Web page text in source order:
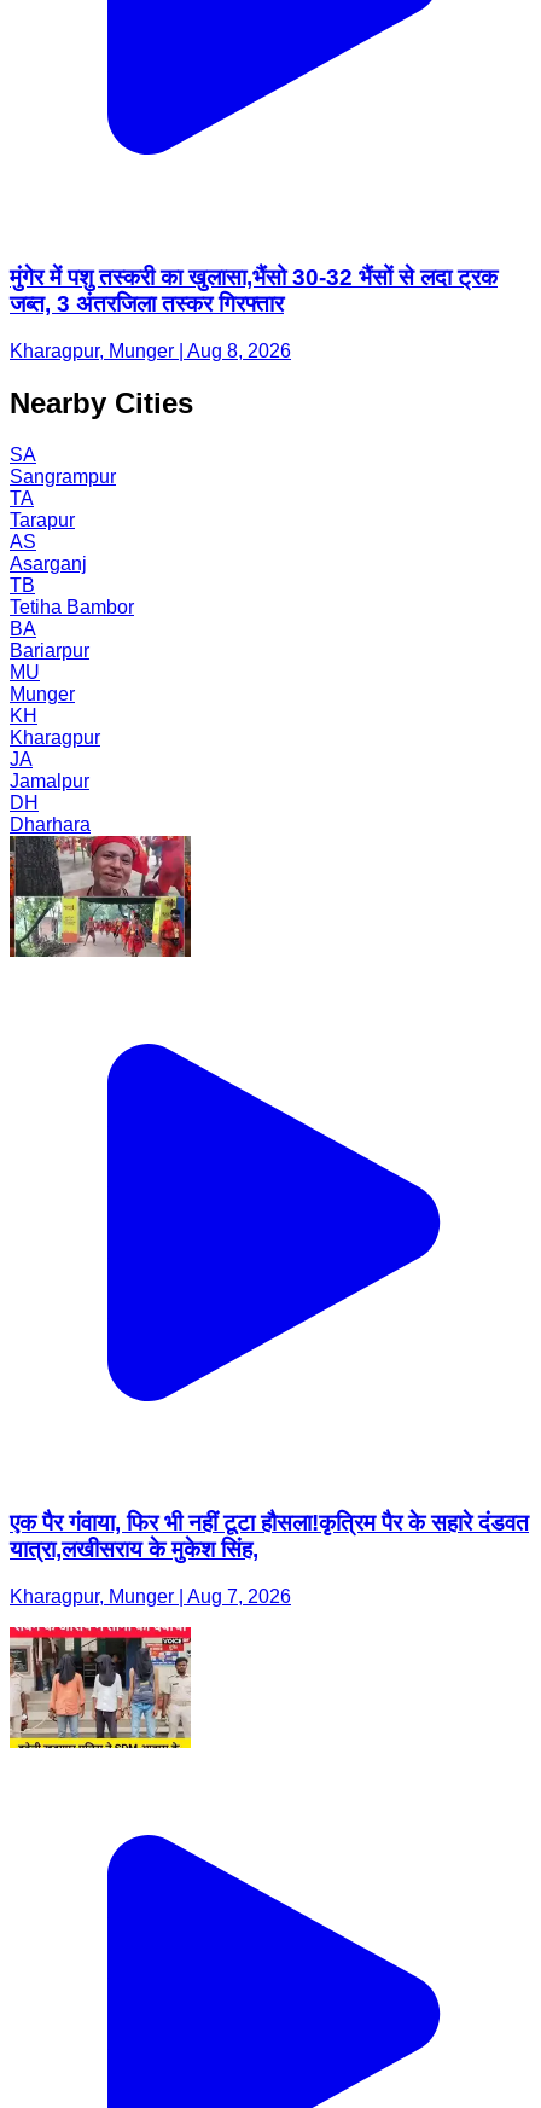
मुंगेर में पशु तस्करी का खुलासा,भैंसो 30-32 भैंसों से लदा ट्रक
जब्त, 3 अंतरजिला तस्कर गिरफ्तार
Kharagpur, Munger | Aug 8, 2026
Nearby Cities
SA
Sangrampur
TA
Tarapur
AS
Asarganj
TB
Tetiha Bambor
BA
Bariarpur
MU
Munger
KH
Kharagpur
JA
Jamalpur
DH
Dharhara
एक पैर गंवाया, फिर भी नहीं टूटा हौसला!कृत्रिम पैर के सहारे दंडवत
यात्रा,लखीसराय के मुकेश सिंह,
Kharagpur, Munger | Aug 7, 2026